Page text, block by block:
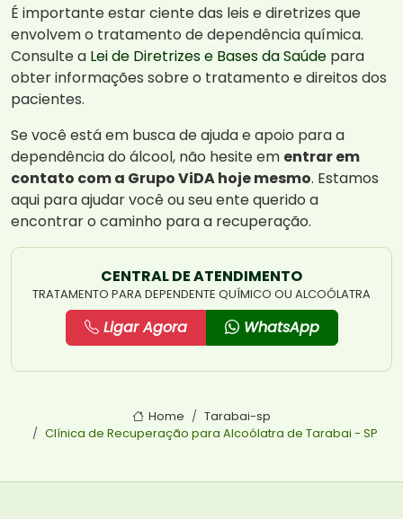
É importante estar ciente das leis e diretrizes que
envolvem o tratamento de dependência química.
Consulte a Lei de Diretrizes e Bases da Saúde para
obter informações sobre o tratamento e direitos dos
pacientes.
Se você está em busca de ajuda e apoio para a
dependência do álcool, não hesite em entrar em
contato com a Grupo ViDA hoje mesmo. Estamos
aqui para ajudar você ou seu ente querido a
encontrar o caminho para a recuperação.
CENTRAL DE ATENDIMENTO
TRATAMENTO PARA DEPENDENTE QUÍMICO OU ALCOÓLATRA
Ligar Agora WhatsApp
Home
Tarabai-sp
Clínica de Recuperação para Alcoólatra de Tarabai - SP